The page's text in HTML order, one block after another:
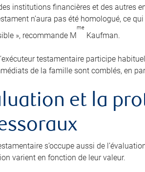
institutions financières et des autres
n’aura pas été homologué, ce
», recommande M
me
Kaufman.
testamentaire participe
de la famille sont comblés, en
et la
s’occupe aussi de
varient en fonction de leur valeur.